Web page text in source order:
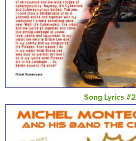
Song Lyrics #2